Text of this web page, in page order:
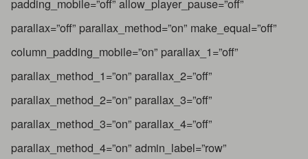
padding_mobile=”off” allow_player_pause=”off”
parallax=”off” parallax_method=”on” make_equal=”off”
column_padding_mobile=”on” parallax_1=”off”
parallax_method_1=”on” parallax_2=”off”
parallax_method_2=”on” parallax_3=”off”
parallax_method_3=”on” parallax_4=”off”
parallax_method_4=”on” admin_label=”row”